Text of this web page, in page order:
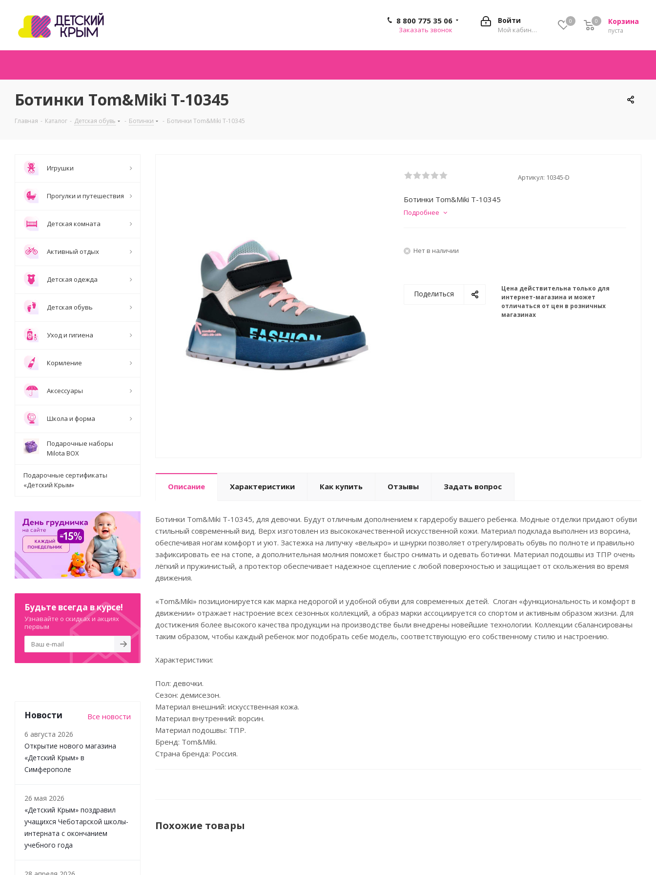
0 Корзина
0
пуста
0
Войти
Мой кабинет
8 800 775 35 06
Заказать звонок
Ботинки Tom&Miki T-10345
Главная - Каталог - Детская обувь - Ботинки - Ботинки Tom&Miki T-10345
Артикул: 10345-D
Ботинки Tom&Miki T-10345
Подробнее
Нет в наличии
Поделиться
Цена действительна только для
интернет-магазина и может
отличаться от цен в розничных
магазинах
Описание Характеристики Как купить Отзывы Задать вопрос
Ботинки Tom&Miki T-10345, для девочки. Будут отличным дополнением к гардеробу вашего ребенка. Модные отделки придают обуви
стильный современный вид. Верх изготовлен из высококачественной искусственной кожи. Материал подклада выполнен из ворсина,
обеспечивая ногам комфорт и уют. Застежка на липучку «велькро» и шнурки позволяет отрегулировать обувь по полноте и правильно
зафиксировать ее на стопе, а дополнительная молния поможет быстро снимать и одевать ботинки. Материал подошвы из ТПР очень
лёгкий и пружинистый, а протектор обеспечивает надежное сцепление с любой поверхностью и защищает от скольжения во время
движения.
«Tom&Miki» позиционируется как марка недорогой и удобной обуви для современных детей. Слоган «функциональность и комфорт в
движении» отражает настроение всех сезонных коллекций, а образ марки ассоциируется со спортом и активным образом жизни. Для
достижения более высокого качества продукции на производстве были внедрены новейшие технологии. Коллекции сбалансированы
таким образом, чтобы каждый ребенок мог подобрать себе модель, соответствующую его собственному стилю и настроению.
Характеристики:
Пол: девочки.
Сезон: демисезон.
Материал внешний: искусственная кожа.
Материал внутренний: ворсин.
Материал подошвы: ТПР.
Бренд: Tom&Miki.
Страна бренда: Россия.
Похожие товары
Игрушки
Прогулки и путешествия
Детская комната
Активный отдых
Детская одежда
Детская обувь
Уход и гигиена
Кормление
Аксессуары
Школа и форма
Подарочные наборы
Milota BOX
Подарочные сертификаты
«Детский Крым»
Будьте всегда в курсе!
Узнавайте о скидках и акциях
первым
Новости Все новости
6 августа 2026
Открытие нового магазина
«Детский Крым» в
Симферополе
26 мая 2026
«Детский Крым» поздравил
учащихся Чеботарской школы-
интерната с окончанием
учебного года